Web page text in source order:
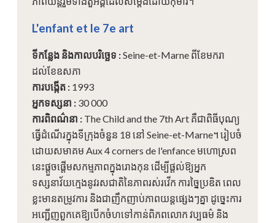
L'enfant et le 7e art
ទីកន្លែង និងកាលបរិច្ឆេទ :Seine-et-Marne ពីខែមករា
ដល់ខែឧសភា
ការបង្កើត : 1993
អ្នកទស្សនា : 30 000
ការពិពណ៌នា : The Child and the 7th Art គឺជាពិធីបុណ្យ
ធ្វើដំណើរក្នុងទីក្រុងចំនួន 18 នៅ Seine-et-Marne។ រៀបចំ
ដោយសមាគម Aux 4 corners de l'enfance មហោស្រព
នេះផ្តួចផ្តើមសកម្មភាពក្នុងរោងកុន ដើម្បីផ្តល់ឱ្យអ្នក
ទស្សនាវ័យក្មេងនូវរសជាតិនៃភាពរស់រវើក ការច្នៃប្រឌិត ពេល
ខ្លះមានតម្រូវការ និងជាញឹកញាប់ភាពយន្តផ្សេងៗគ្នា ដូច្នេះការ
អញ្ជើញពួកគេឱ្យបើកចំហទៅកាន់ពិភពលោក វប្បធម៌ និង